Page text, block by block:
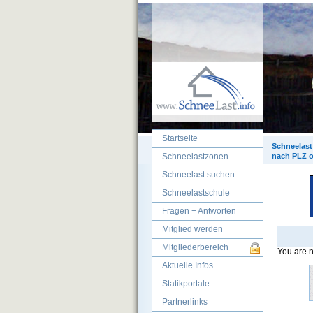
You are
nach PLZ
Startseite
Schneelastzonen
Schneelast suchen
Schneelastschule
Fragen + Antworten
Mitglied werden
Mitgliederbereich
Aktuelle Infos
Statikportale
Partnerlinks